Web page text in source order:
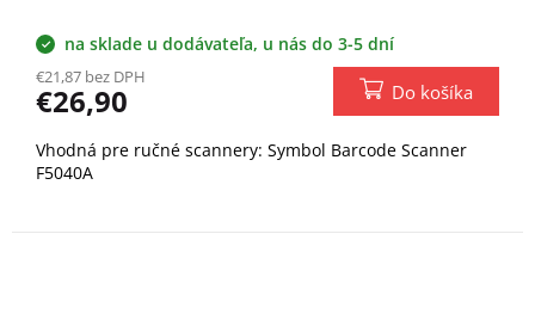
na sklade u dodávateľa, u nás do 3-5 dní
€21,87 bez DPH
€26,90 Do košíka
Vhodná pre ručné scannery: Symbol Barcode Scanner
F5040A